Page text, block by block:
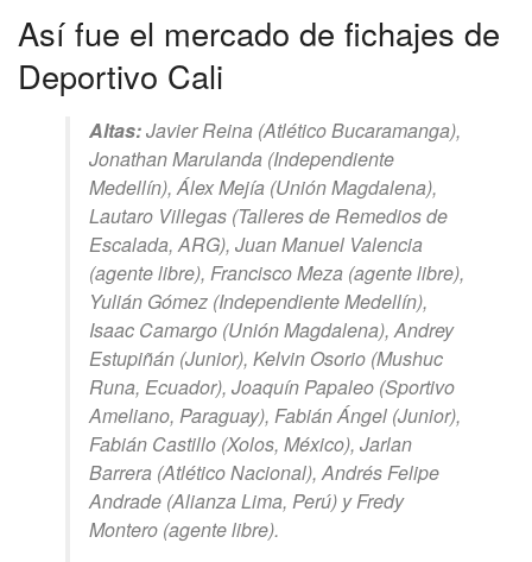
Así fue el mercado de fichajes de
Deportivo Cali
Altas:Javier Reina (Atlético Bucaramanga),
Jonathan Marulanda (Independiente
Medellín), Álex Mejía (Unión Magdalena),
Lautaro Villegas (Talleres de Remedios de
Escalada, ARG), Juan Manuel Valencia
(agente libre), Francisco Meza (agente libre),
Yulián Gómez (Independiente Medellín),
Isaac Camargo (Unión Magdalena), Andrey
Estupiñán (Junior), Kelvin Osorio (Mushuc
Runa, Ecuador), Joaquín Papaleo (Sportivo
Ameliano, Paraguay), Fabián Ángel (Junior),
Fabián Castillo (Xolos, México), Jarlan
Barrera (Atlético Nacional), Andrés Felipe
Andrade (Alianza Lima, Perú) y Fredy
Montero (agente libre).